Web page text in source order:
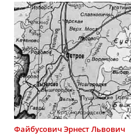
ФайбусовичЭрнест Львович